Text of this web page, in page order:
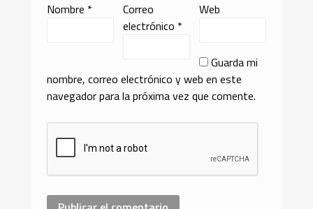
Nombre *
Correo
electrónico *
Web
Guarda mi
nombre, correo electrónico y web en este
navegador para la próxima vez que comente.